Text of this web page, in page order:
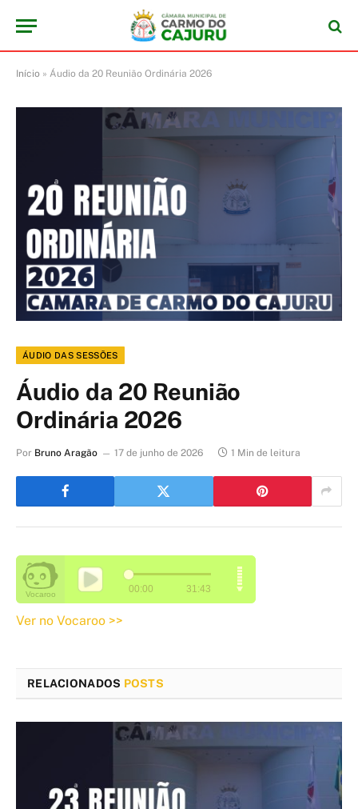
Início » Áudio da 20 Reunião Ordinária 2026
ÁUDIO DAS SESSÕES
Áudio da 20 Reunião
Ordinária 2026
Por Bruno Aragão 17 de junho de 2026 1 Min de leitura
Ver no Vocaroo >>
RELACIONADOS POSTS